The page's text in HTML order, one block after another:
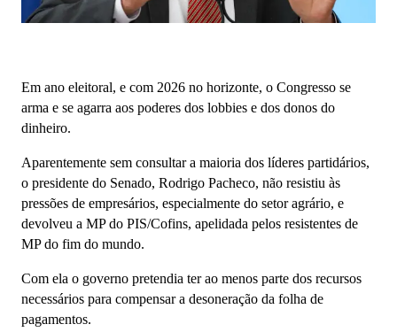
Em ano eleitoral, e com 2026 no horizonte, o Congresso se
arma e se agarra aos poderes dos lobbies e dos donos do
dinheiro.
Aparentemente sem consultar a maioria dos líderes partidários,
o presidente do Senado, Rodrigo Pacheco, não resistiu às
pressões de empresários, especialmente do setor agrário, e
devolveu a MP do PIS/Cofins, apelidada pelos resistentes de
MP do fim do mundo.
Com ela o governo pretendia ter ao menos parte dos recursos
necessários para compensar a desoneração da folha de
pagamentos.